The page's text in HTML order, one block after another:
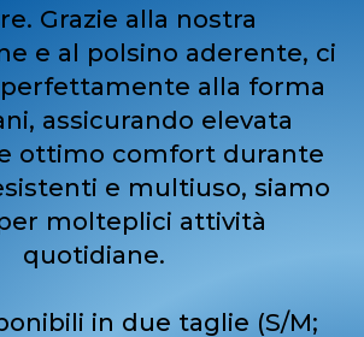
Grazie alla nostra
e al polsino aderente, ci
alla forma
assicurando elevata
ottimo comfort durante
e multiuso, siamo
molteplici attività
quotidiane.
in due taglie (S/M;